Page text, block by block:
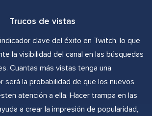
Trucos de vistas
clave del éxito en Twitch, lo que
la visibilidad del canal en las búsquedas
Cuantas más vistas tenga una
será la probabilidad de que los nuevos
atención a ella. Hacer trampa en las
a crear la impresión de popularidad,